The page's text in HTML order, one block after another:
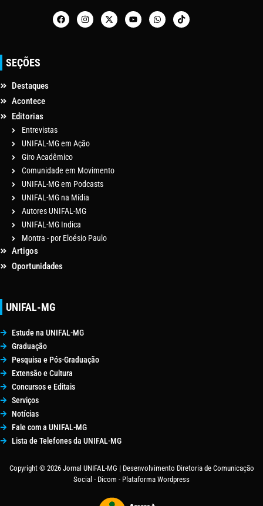
SEÇÕES
Destaques
Acontece
Editorias
Entrevistas
UNIFAL-MG em Ação
Giro Acadêmico
Comunidade em Movimento
UNIFAL-MG em Podcasts
UNIFAL-MG na Mídia
Autores UNIFAL-MG
UNIFAL-MG Indica
Montra - por Eloésio Paulo
Artigos
Oportunidades
UNIFAL-MG
Estude na UNIFAL-MG
Graduação
Pesquisa e Pós-Graduação
Extensão e Cultura
Concursos e Editais
Serviços
Notícias
Fale com a UNIFAL-MG
Lista de Telefones da UNIFAL-MG
Copyright © 2026 Jornal UNIFAL-MG | Desenvolvimento Diretoria de Comunicação
Social - Dicom - Plataforma Wordpress